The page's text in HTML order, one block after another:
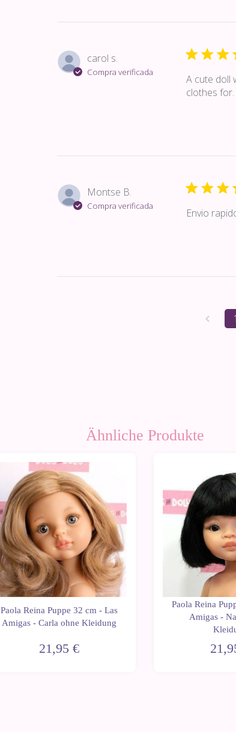
carol s.
Compra verificada
A cute doll
clothes for.
Montse B.
Compra verificada
Envio
1
Ähnliche Produkte
Paola Reina Puppe 32 cm - Las
Amigas - Carla ohne Kleidung
21,95 €
Paola Reina
Amigas -